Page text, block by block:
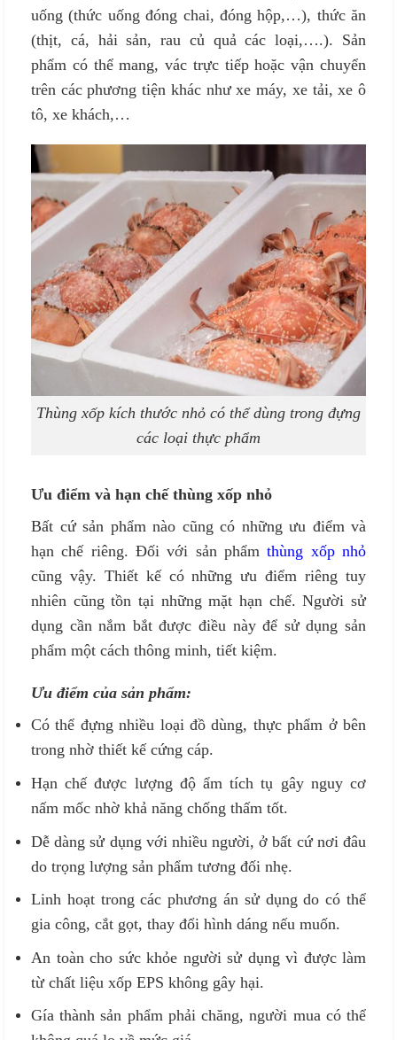
uống (thức uống đóng chai, đóng hộp,…), thức ăn
(thịt, cá, hải sản, rau củ quả các loại,….). Sản
phẩm có thể mang, vác trực tiếp hoặc vận chuyển
trên các phương tiện khác như xe máy, xe tải, xe ô
tô, xe khách,…
Thùng xốp kích thước nhỏ có thể dùng trong đựng
các loại thực phẩm
Ưu điểm và hạn chế thùng xốp nhỏ
Bất cứ sản phẩm nào cũng có những ưu điểm và
hạn chế riêng. Đối với sản phẩmthùng xốp nhỏ
cũng vậy. Thiết kế có những ưu điểm riêng tuy
nhiên cũng tồn tại những mặt hạn chế. Người sử
dụng cần nắm bắt được điều này để sử dụng sản
phẩm một cách thông minh, tiết kiệm.
Ưu điểm của sản phẩm:
Có thể đựng nhiều loại đồ dùng, thực phẩm ở bên
trong nhờ thiết kế cứng cáp.
Hạn chế được lượng độ ẩm tích tụ gây nguy cơ
nấm mốc nhờ khả năng chống thấm tốt.
Dễ dàng sử dụng với nhiều người, ở bất cứ nơi đâu
do trọng lượng sản phẩm tương đối nhẹ.
Linh hoạt trong các phương án sử dụng do có thể
gia công, cắt gọt, thay đổi hình dáng nếu muốn.
An toàn cho sức khỏe người sử dụng vì được làm
từ chất liệu xốp EPS không gây hại.
Gía thành sản phẩm phải chăng, người mua có thể